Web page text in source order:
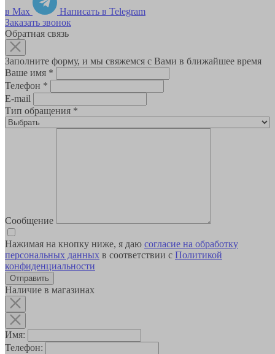
в Max
Написать в Telegram
Заказать звонок
Обратная связь
Заполните форму, и мы свяжемся с Вами в ближайшее время
Ваше имя *
Телефон *
E-mail
Тип обращения *
Сообщение
Нажимая на кнопку ниже, я даю согласие на обработку
персональных данных в соответствии с Политикой
конфиденциальности
Наличие в магазинах
Имя:
Телефон: